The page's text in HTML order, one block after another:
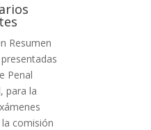
Resumen
Penal
para la
comisión